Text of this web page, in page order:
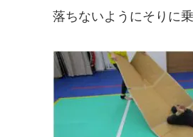
落ちないようにそりに